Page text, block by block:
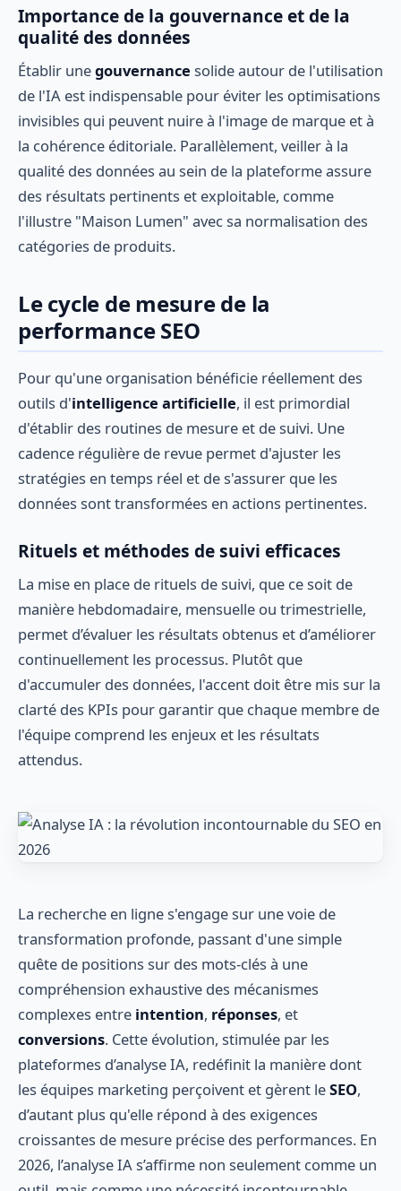
Importance de la gouvernance et de la
qualité des données
Établir unegouvernance solide autour de l'utilisation
de l'IA est indispensable pour éviter les optimisations
invisibles qui peuvent nuire à l'image de marque et à
la cohérence éditoriale. Parallèlement, veiller à la
qualité des données au sein de la plateforme assure
des résultats pertinents et exploitable, comme
l'illustre "Maison Lumen" avec sa normalisation des
catégories de produits.
Le cycle de mesure de la
performance SEO
Pour qu'une organisation bénéficie réellement des
outils d'intelligence artificielle, il est primordial
d'établir des routines de mesure et de suivi. Une
cadence régulière de revue permet d'ajuster les
stratégies en temps réel et de s'assurer que les
données sont transformées en actions pertinentes.
Rituels et méthodes de suivi efficaces
La mise en place de rituels de suivi, que ce soit de
manière hebdomadaire, mensuelle ou trimestrielle,
permet d’évaluer les résultats obtenus et d’améliorer
continuellement les processus. Plutôt que
d'accumuler des données, l'accent doit être mis sur la
clarté des KPIs pour garantir que chaque membre de
l'équipe comprend les enjeux et les résultats
attendus.
La recherche en ligne s'engage sur une voie de
transformation profonde, passant d'une simple
quête de positions sur des mots-clés à une
compréhension exhaustive des mécanismes
complexes entre intention, réponses, et
conversions. Cette évolution, stimulée par les
plateformes d’analyse IA, redéfinit la manière dont
les équipes marketing perçoivent et gèrent leSEO,
d’autant plus qu'elle répond à des exigences
croissantes de mesure précise des performances. En
2026, l’analyse IA s’affirme non seulement comme un